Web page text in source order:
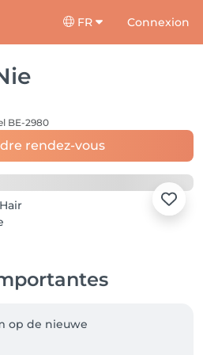
FR Connexion
BE-2980
rendez-vous
op de nieuwe